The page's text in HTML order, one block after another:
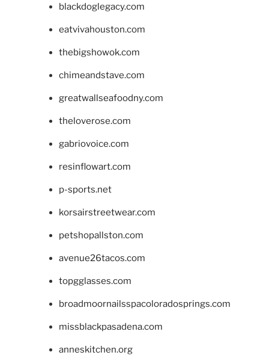
blackdoglegacy.com
eatvivahouston.com
thebigshowok.com
chimeandstave.com
greatwallseafoodny.com
theloverose.com
gabriovoice.com
resinflowart.com
p-sports.net
korsairstreetwear.com
petshopallston.com
avenue26tacos.com
topgglasses.com
broadmoornailsspacoloradosprings.com
missblackpasadena.com
anneskitchen.org